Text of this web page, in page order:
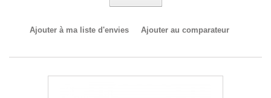
Ajouter à ma liste d'envies Ajouter au comparateur